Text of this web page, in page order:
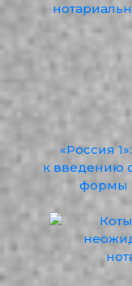
«Россия
к введению
формы